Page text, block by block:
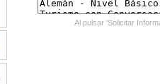
Al pulsar 'Solicitar